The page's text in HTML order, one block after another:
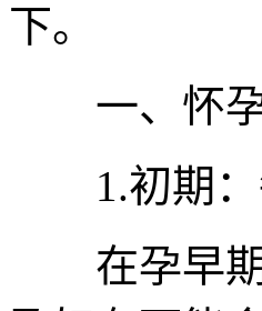
下。
一、怀孕
1.初期：
在孕早期